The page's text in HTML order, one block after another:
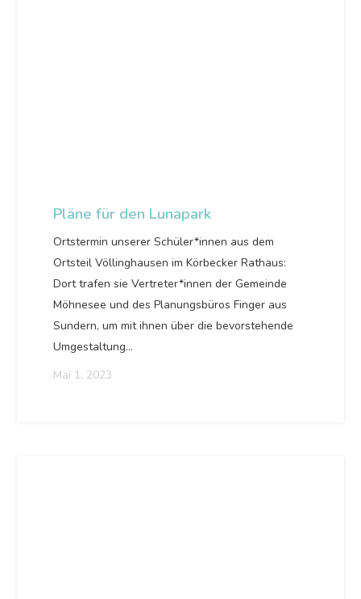
Pläne für den Lunapark
Ortstermin unserer Schüler*innen aus dem
Ortsteil Völlinghausen im Körbecker Rathaus:
Dort trafen sie Vertreter*innen der Gemeinde
Möhnesee und des Planungsbüros Finger aus
Sundern, um mit ihnen über die bevorstehende
Umgestaltung…
Mai 1, 2023